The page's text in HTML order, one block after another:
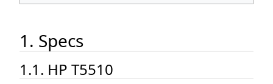
1. Specs
1.1. HP T5510